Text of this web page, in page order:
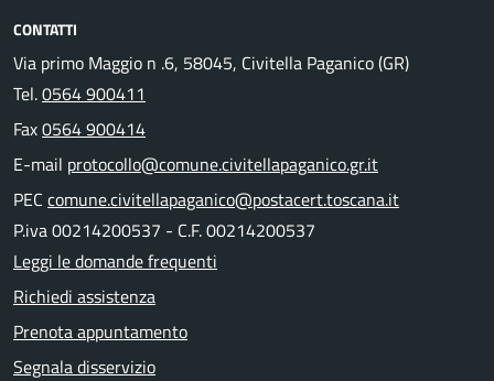
CONTATTI
Via primo Maggio n .6, 58045, Civitella Paganico (GR)
Tel.0564 900411
Fax0564 900414
E-mail protocollo@comune.civitellapaganico.gr.it
PEC comune.civitellapaganico@postacert.toscana.it
P.iva 00214200537 - C.F. 00214200537
Leggi le domande frequenti
Richiedi assistenza
Prenota appuntamento
Segnala disservizio